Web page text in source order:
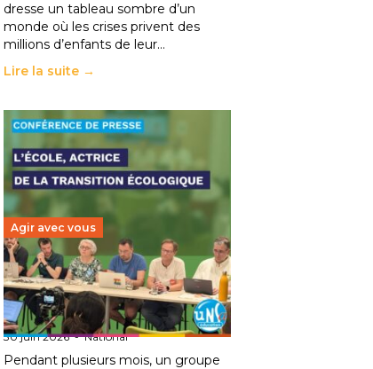
dresse un tableau sombre d’un
monde où les crises privent des
millions d’enfants de leur…
Lire la suite →
Agir avec vous
Transition écologique de
l’éducation : l’UNSA Éducation
fait bouger les lignes
30 juin 2026-National
Pendant plusieurs mois, un groupe